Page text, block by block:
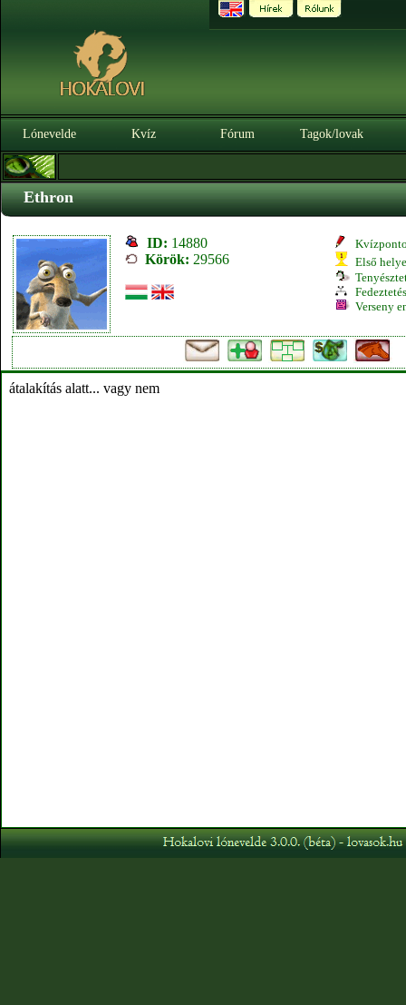
Lónevelde Kvíz Fórum Tagok/lovak
Ethron
ID: 14880
Körök: 29566
Első
Verseny